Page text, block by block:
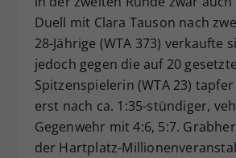
Duell mit Clara Tauson nach
28-Jährige (WTA 373) verkaufte
jedoch gegen die auf 20
Spitzenspielerin (WTA 23)
erst nach ca. 1:35-stündiger,
Gegenwehr mit 4:6, 5:7.
der Hartplatz-
Webseiten-Betreiber
hat.